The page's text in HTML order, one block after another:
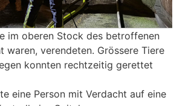
im oberen Stock des betroffenen
waren, verendeten. Grössere Tiere
konnten rechtzeitig gerettet
eine Person mit Verdacht auf eine